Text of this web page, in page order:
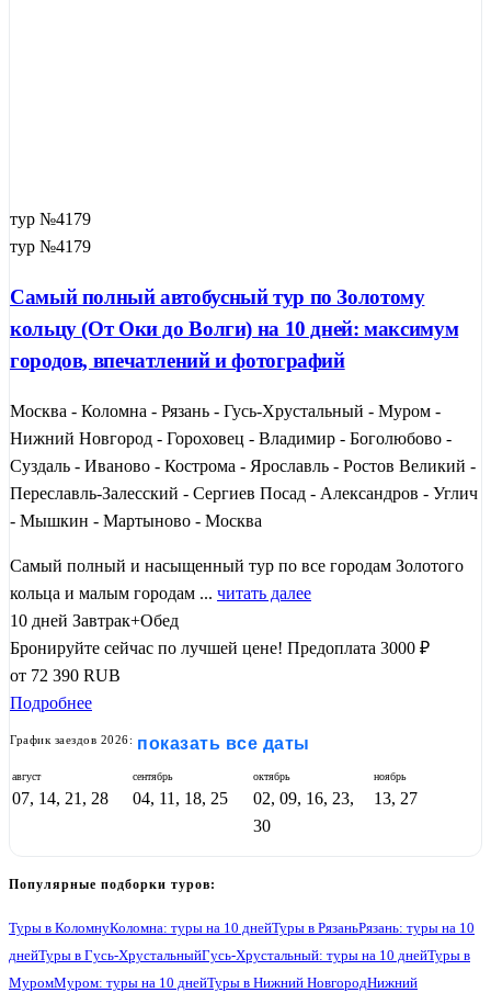
тур №4179
тур №4179
Самый полный автобусный тур по Золотому
кольцу (От Оки до Волги) на 10 дней: максимум
городов, впечатлений и фотографий
Москва - Коломна - Рязань - Гусь-Хрустальный - Муром -
Нижний Новгород - Гороховец - Владимир - Боголюбово -
Суздаль - Иваново - Кострома - Ярославль - Ростов Великий -
Переславль-Залесский - Сергиев Посад - Александров - Углич
- Мышкин - Мартыново - Москва
Самый полный и насыщенный тур по все городам Золотого
кольца и малым городам ... читать далее
10 дней Завтрак+Обед
Бронируйте сейчас по лучшей цене! Предоплата 3000 ₽
от 72 390 RUB
Подробнее
График заездов 2026: показать все даты
август
07, 14, 21, 28
сентябрь
04, 11, 18, 25
октябрь
02, 09, 16, 23,
30
ноябрь
13, 27
Популярные подборки туров:
Туры в КоломнуКоломна: туры на 10 днейТуры в РязаньРязань: туры на 10
днейТуры в Гусь-ХрустальныйГусь-Хрустальный: туры на 10 днейТуры в
МуромМуром: туры на 10 днейТуры в Нижний НовгородНижний